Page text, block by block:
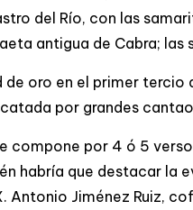
del Río, con las
antigua de Cabra; las
de oro en el primer
por grandes
compone por 4 ó 5
habría que destacar la
Antonio Jiménez Ruiz,